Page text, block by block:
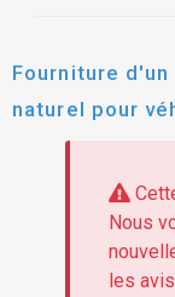
Fourniture
naturel pour
communes
Nous
les